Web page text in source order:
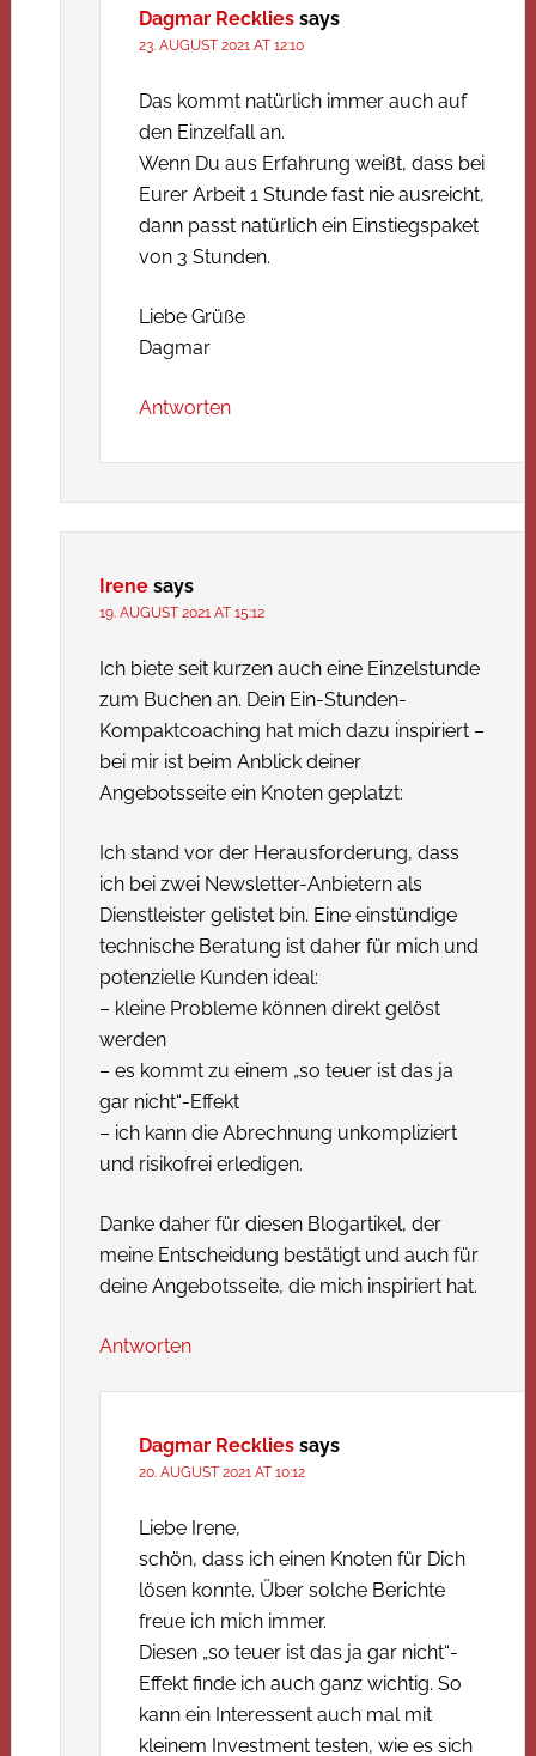
Dagmar Recklies says
23. AUGUST 2021 AT 12:10
Das kommt natürlich immer auch auf
den Einzelfall an.
Wenn Du aus Erfahrung weißt, dass bei
Eurer Arbeit 1 Stunde fast nie ausreicht,
dann passt natürlich ein Einstiegspaket
von 3 Stunden.
Liebe Grüße
Dagmar
Antworten
Irene says
19. AUGUST 2021 AT 15:12
Ich biete seit kurzen auch eine Einzelstunde
zum Buchen an. Dein Ein-Stunden-
Kompaktcoaching hat mich dazu inspiriert –
bei mir ist beim Anblick deiner
Angebotsseite ein Knoten geplatzt:
Ich stand vor der Herausforderung, dass
ich bei zwei Newsletter-Anbietern als
Dienstleister gelistet bin. Eine einstündige
technische Beratung ist daher für mich und
potenzielle Kunden ideal:
– kleine Probleme können direkt gelöst
werden
– es kommt zu einem „so teuer ist das ja
gar nicht“-Effekt
– ich kann die Abrechnung unkompliziert
und risikofrei erledigen.
Danke daher für diesen Blogartikel, der
meine Entscheidung bestätigt und auch für
deine Angebotsseite, die mich inspiriert hat.
Antworten
Dagmar Recklies says
20. AUGUST 2021 AT 10:12
Liebe Irene,
schön, dass ich einen Knoten für Dich
lösen konnte. Über solche Berichte
freue ich mich immer.
Diesen „so teuer ist das ja gar nicht“-
Effekt finde ich auch ganz wichtig. So
kann ein Interessent auch mal mit
kleinem Investment testen, wie es sich